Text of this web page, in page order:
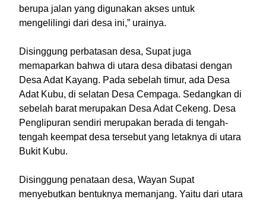
berupa jalan yang digunakan akses untuk
mengelilingi dari desa ini,” urainya.
Disinggung perbatasan desa, Supat juga
memaparkan bahwa di utara desa dibatasi dengan
Desa Adat Kayang. Pada sebelah timur, ada Desa
Adat Kubu, di selatan Desa Cempaga. Sedangkan di
sebelah barat merupakan Desa Adat Cekeng. Desa
Penglipuran sendiri merupakan berada di tengah-
tengah keempat desa tersebut yang letaknya di utara
Bukit Kubu.
Disinggung penataan desa, Wayan Supat
menyebutkan bentuknya memanjang. Yaitu dari utara